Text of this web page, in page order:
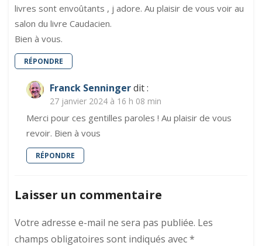
livres sont envoûtants , j adore. Au plaisir de vous voir au
salon du livre Caudacien.
Bien à vous.
RÉPONDRE
Franck Senningerdit :
27 janvier 2024 à 16 h 08 min
Merci pour ces gentilles paroles ! Au plaisir de vous
revoir. Bien à vous
RÉPONDRE
Laisser un commentaire
Votre adresse e-mail ne sera pas publiée. Les
champs obligatoires sont indiqués avec*